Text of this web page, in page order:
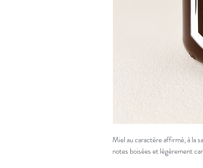
Miel au caractère affirmé, à la
notes boisées et légèrement